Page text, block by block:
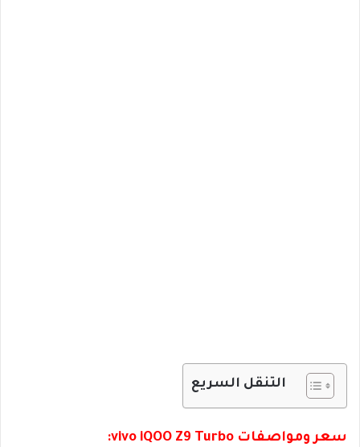
التنقل السريع
سعر ومواصفات vivo iQOO Z9 Turbo: